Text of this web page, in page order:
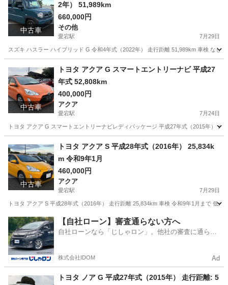
中古車
2年） 51,989km
660,000円
その他
愛宕駅 7月29日
スズキ ハスラー ハイブリッド G 令和4年式（2022年） 走行距離 51,989km 車検 な
愛宕駅 ハスラー
中古車
トヨタ アクア G スマートエントリーナビ 平成27
年式 52,808km
400,000円
アクア
愛宕駅 7月24日
トヨタ アクア G スマートエントリーナビレディパッケージ 平成27年式（2015年）
愛宕駅 走行距離
中古車
トヨタ アクア S 平成28年式（2016年） 25,834k
m 令和9年1月
460,000円
アクア
愛宕駅 7月29日
トヨタ アクア S 平成28年式（2016年） 走行距離 25,834km 車検 令和9年1月まで 低
千葉 野田市 愛宕駅 アクア 走行距離
【自社ローン】審査通らない方へ
自社ローンなら「じしゃロン」。他社の審査に通らな
株式会社IDOM Ad
トヨタ ノア G 平成27年式（2015年） 走行距離: 5